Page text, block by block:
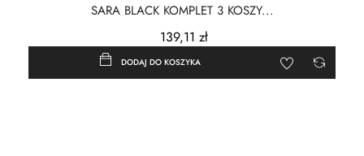
SARA BLACK KOMPLET 3 KOSZY...
139,11 zł
DODAJ DO KOSZYKA